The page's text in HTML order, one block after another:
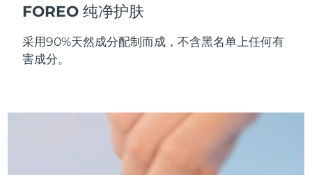
FOREO 纯净护肤
采用90%天然成分配制而成，不含黑名单上任何有
害成分。
韩国
西班牙 预计送达日期 8/8/26
瑞士 预计送达日期8/8/26
预计送达日期